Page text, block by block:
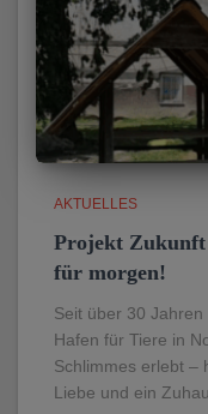
AKTUELLES
Projekt
für morgen!
Seit über 30
Hafen für Tiere in
Schlimmes erlebt –
Liebe und ein